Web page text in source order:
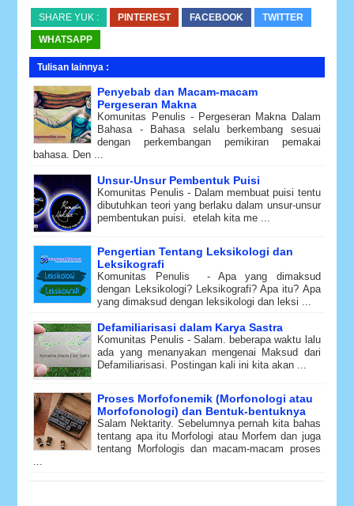
SHARE YUK : PINTEREST FACEBOOK
TWITTER
WHATSAPP
Tulisan lainnya :
Penyebab dan Macam-macam
Pergeseran Makna
Komunitas Penulis - Pergeseran Makna Dalam
Bahasa - Bahasa selalu berkembang sesuai
dengan perkembangan pemikiran pemakai
bahasa. Den ...
Unsur-Unsur Pembentuk Puisi
Komunitas Penulis - Dalam membuat puisi tentu
dibutuhkan teori yang berlaku dalam unsur-unsur
pembentukan puisi. etelah kita me ...
Pengertian Tentang Leksikologi dan
Leksikografi
Komunitas Penulis - Apa yang dimaksud
dengan Leksikologi? Leksikografi? Apa itu? Apa
yang dimaksud dengan leksikologi dan leksi ...
Defamiliarisasi dalam Karya Sastra
Komunitas Penulis - Salam. beberapa waktu lalu
ada yang menanyakan mengenai Maksud dari
Defamiliarisasi. Postingan kali ini kita akan ...
Proses Morfofonemik (Morfonologi atau
Morfofonologi) dan Bentuk-bentuknya
Salam Nektarity. Sebelumnya pernah kita bahas
tentang apa itu Morfologi atau Morfem dan juga
tentang Morfologis dan macam-macam proses
...